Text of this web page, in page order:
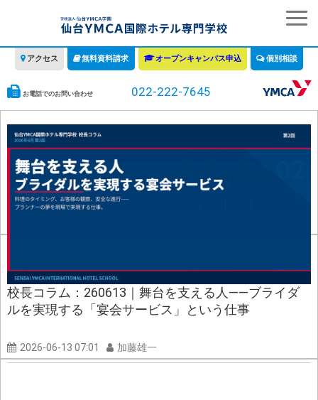
アクセス 無料資料請求 オープンキャンパス申込 個別相談
お電話でのお問い合わせ 022-222-7645
学校の特徴
学科・コース
校長コラム：260613｜舞台を支える人——ブライダ
ルを実現する「宴会サービス」という仕事
2026-06-13 07:01 加藤雄一